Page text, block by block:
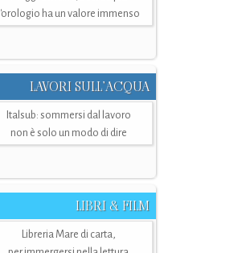
l'orologio ha un valore immenso
LAVORI SULL’ACQUA
Italsub: sommersi dal lavoro
non è solo un modo di dire
LIBRI & FILM
Libreria Mare di carta,